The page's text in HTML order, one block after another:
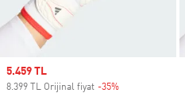
Sale price
5.459 TL
8.399 TL Orijinal fiyat -35%